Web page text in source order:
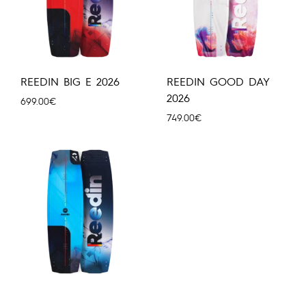
REEDIN BIG E 2026
699.00€
REEDIN GOOD DAY
2026
749.00€